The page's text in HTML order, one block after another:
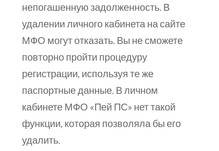
непогашенную задолженность. В
удалении личного кабинета на сайте
МФО могут отказать. Вы не сможете
повторно пройти процедуру
регистрации, используя те же
паспортные данные. В личном
кабинете МФО «Пей ПС» нет такой
функции, которая позволяла бы его
удалить.